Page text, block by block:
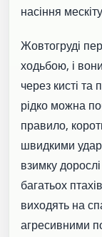
насіння
Жовтогруді
ходьбою, і
через кисті та
рідко можна
правило,
швидкими
взимку
багатьох
виходять на
агресивними